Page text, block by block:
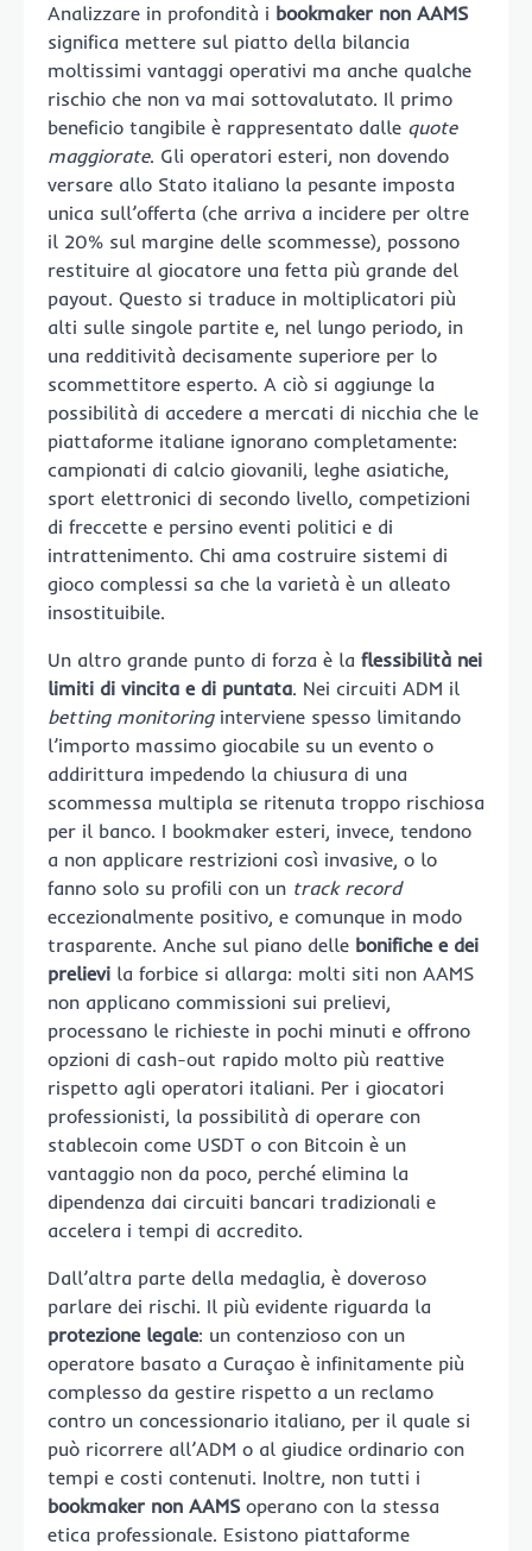
Analizzare in profondità i bookmaker non AAMS
significa mettere sul piatto della bilancia
moltissimi vantaggi operativi ma anche qualche
rischio che non va mai sottovalutato. Il primo
beneficio tangibile è rappresentato dalle quote
maggiorate. Gli operatori esteri, non dovendo
versare allo Stato italiano la pesante imposta
unica sull’offerta (che arriva a incidere per oltre
il 20% sul margine delle scommesse), possono
restituire al giocatore una fetta più grande del
payout. Questo si traduce in moltiplicatori più
alti sulle singole partite e, nel lungo periodo, in
una redditività decisamente superiore per lo
scommettitore esperto. A ciò si aggiunge la
possibilità di accedere a mercati di nicchia che le
piattaforme italiane ignorano completamente:
campionati di calcio giovanili, leghe asiatiche,
sport elettronici di secondo livello, competizioni
di freccette e persino eventi politici e di
intrattenimento. Chi ama costruire sistemi di
gioco complessi sa che la varietà è un alleato
insostituibile.
Un altro grande punto di forza è la flessibilità nei
limiti di vincita e di puntata. Nei circuiti ADM il
betting monitoringinterviene spesso limitando
l’importo massimo giocabile su un evento o
addirittura impedendo la chiusura di una
scommessa multipla se ritenuta troppo rischiosa
per il banco. I bookmaker esteri, invece, tendono
a non applicare restrizioni così invasive, o lo
fanno solo su profili con un track record
eccezionalmente positivo, e comunque in modo
trasparente. Anche sul piano delle bonifiche e dei
prelievi la forbice si allarga: molti siti non AAMS
non applicano commissioni sui prelievi,
processano le richieste in pochi minuti e offrono
opzioni di cash-out rapido molto più reattive
rispetto agli operatori italiani. Per i giocatori
professionisti, la possibilità di operare con
stablecoin come USDT o con Bitcoin è un
vantaggio non da poco, perché elimina la
dipendenza dai circuiti bancari tradizionali e
accelera i tempi di accredito.
Dall’altra parte della medaglia, è doveroso
parlare dei rischi. Il più evidente riguarda la
protezione legale: un contenzioso con un
operatore basato a Curaçao è infinitamente più
complesso da gestire rispetto a un reclamo
contro un concessionario italiano, per il quale si
può ricorrere all’ADM o al giudice ordinario con
tempi e costi contenuti. Inoltre, non tutti i
bookmaker non AAMS operano con la stessa
etica professionale. Esistono piattaforme